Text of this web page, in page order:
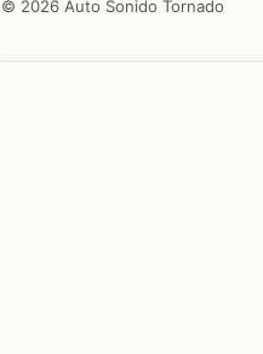
© 2026 Auto Sonido Tornado